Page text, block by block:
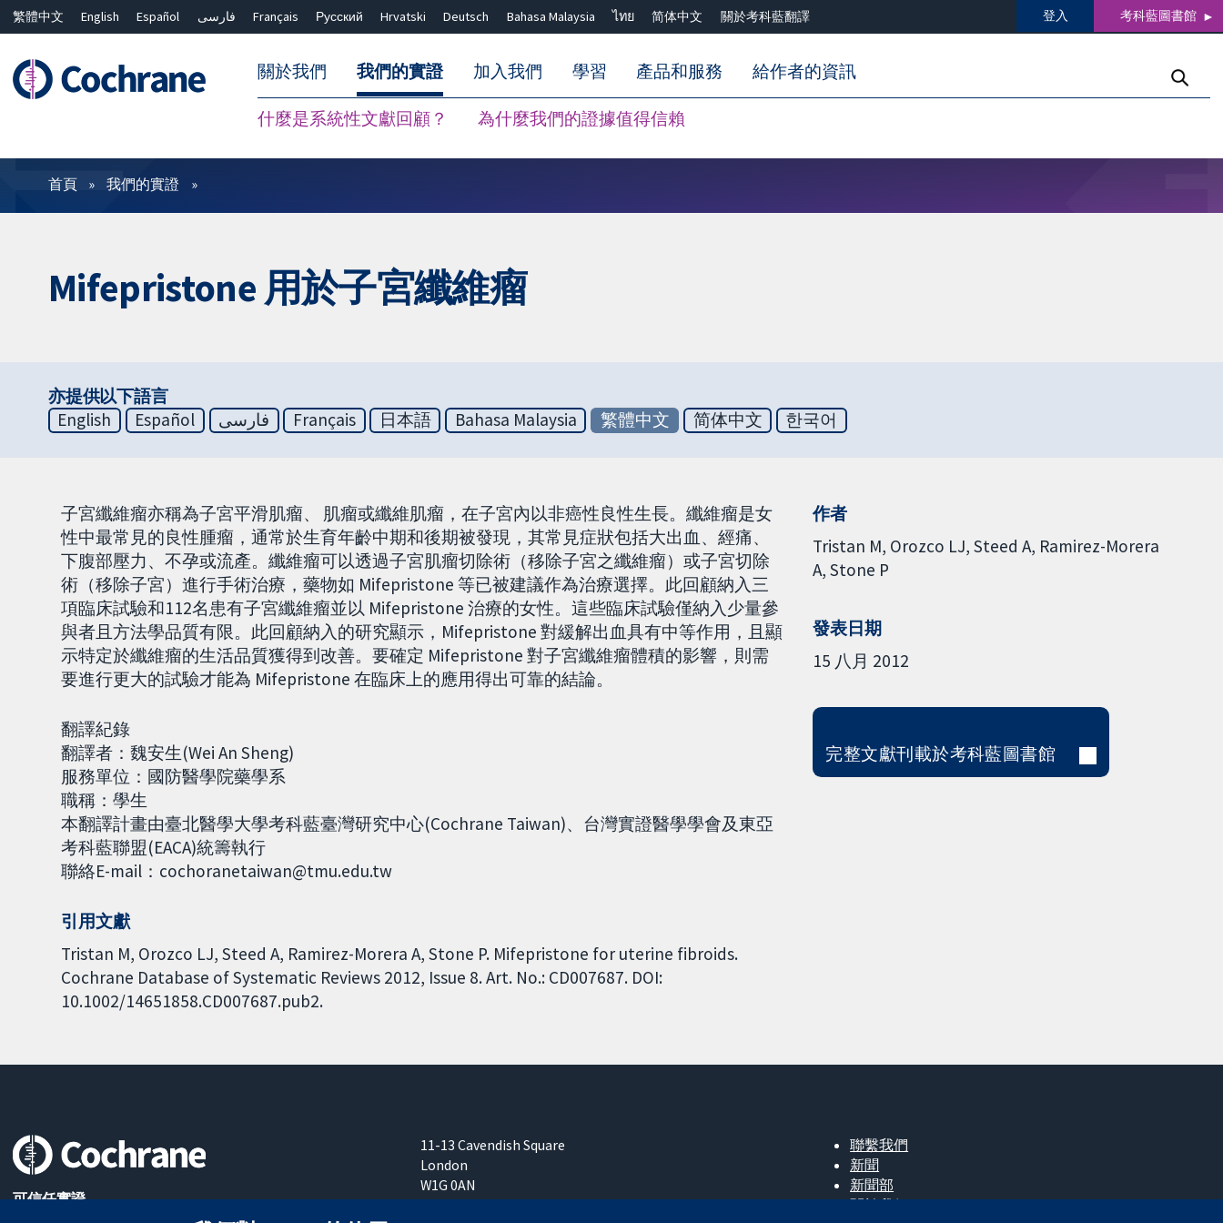
繁體中文 English Español فارسی Français Русский Hrvatski Deutsch Bahasa Malaysia ไทย 简体中文 關於考科藍翻譯 登入 考科藍圖書館
關於我們 我們的實證
什麼是系統性文獻回顧？ 為什麼我們的證據值得信賴
加入我們 學習 產品和服務 給作者的資訊
篩選條件
首頁 我們的實證
Mifepristone 用於子宮纖維瘤
亦提供以下語言
English
Español فارسی Français 日本語 Bahasa Malaysia 繁體中文 简体中文 한국어
子宮纖維瘤亦稱為子宮平滑肌瘤、
肌瘤或纖維肌瘤，在子宮內以非癌性良性生長。纖維瘤是女
性中最常見的良性腫瘤，通常於生育年齡中期和後期被發現，其常見症狀包括大出血、經痛、
下腹部壓力、不孕或流產。纖維瘤可以透過子宮肌瘤切除術（移除子宮之纖維瘤）或子宮切除
術（移除子宮）進行手術治療，藥物如 Mifepristone 等已被建議作為治療選擇。此回顧納入三
項臨床試驗和112名患有子宮纖維瘤並以 Mifepristone 治療的女性。這些臨床試驗僅納入少量參
與者且方法學品質有限。此回顧納入的研究顯示，Mifepristone 對緩解出血具有中等作用，且顯
示特定於纖維瘤的生活品質獲得到改善。要確定 Mifepristone 對子宮纖維瘤體積的影響，則需
要進行更大的試驗才能為 Mifepristone 在臨床上的應用得出可靠的結論。
翻譯紀錄
翻譯者：魏安生(Wei An Sheng)
服務單位：國防醫學院藥學系
職稱：學生
本翻譯計畫由臺北醫學大學考科藍臺灣研究中心(Cochrane Taiwan)、台灣實證醫學學會及東亞
考科藍聯盟(EACA)統籌執行
聯絡E-mail：cochoranetaiwan@tmu.edu.tw
引用文獻
Tristan M, Orozco LJ, Steed A, Ramirez-Morera A, Stone P. Mifepristone for uterine fibroids.
Cochrane Database of Systematic Reviews 2012, Issue 8. Art. No.: CD007687. DOI:
10.1002/14651858.CD007687.pub2.
作者
Tristan M Orozco LJ Steed A Ramirez-Morera
A Stone P
發表日期
15 八月 2012
完整文獻刊載於考科藍圖書館
可信任實證
11-13 Cavendish Square
London
W1G 0AN
United Kingdom
聯繫我們
新聞
新聞部
關於我們